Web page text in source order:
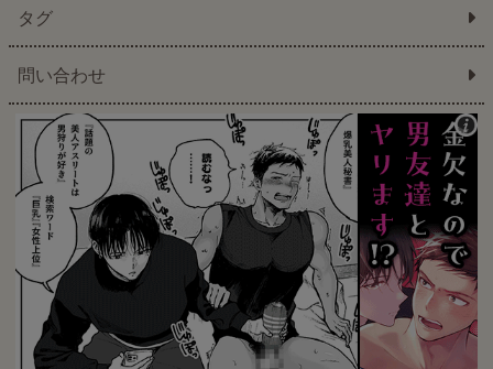
タグ
問い合わせ